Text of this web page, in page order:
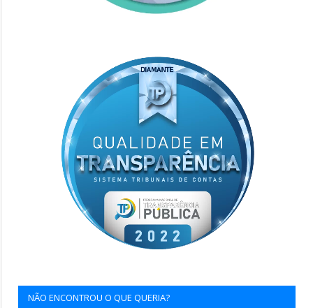
NÃO ENCONTROU O QUE QUERIA?